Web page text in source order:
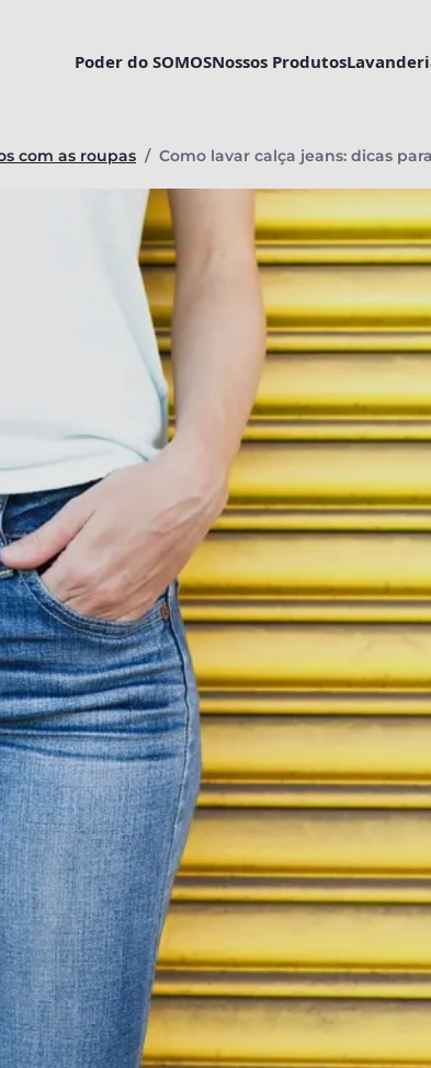
Poder do SOMOSNossos Produtos
com as roupas / Página atual:
Como lavar calça jeans: dicas